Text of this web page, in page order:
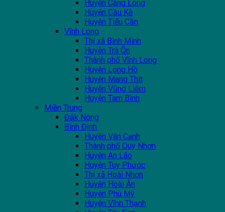
Huyện Càng Long
Huyện Cầu Kè
Huyện Tiểu Cần
Vĩnh Long
Thị xã Bình Minh
Huyện Trà Ôn
Thành phố Vĩnh Long
Huyện Long Hồ
Huyện Mang Thít
Huyện Vũng Liêm
Huyện Tam Bình
Miền Trung
Đắk Nông
Bình Định
Huyện Vân Canh
Thành phố Quy Nhơn
Huyện An Lão
Huyện Tuy Phước
Thị xã Hoài Nhơn
Huyện Hoài Ân
Huyện Phù Mỹ
Huyện Vĩnh Thạnh